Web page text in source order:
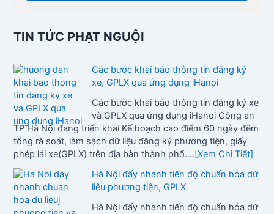
TIN TỨC PHẠT NGUỘI
Các bước khai báo thông tin đăng ký
xe, GPLX qua ứng dụng iHanoi
Các bước khai báo thông tin đăng ký xe
và GPLX qua ứng dụng iHanoi Công an
TP Hà Nội đang triển khai Kế hoạch cao điểm 60 ngày đêm
tổng rà soát, làm sạch dữ liệu đăng ký phương tiện, giấy
phép lái xe(GPLX) trên địa bàn thành phố....[Xem Chi Tiết]
Hà Nội đẩy nhanh tiến độ chuẩn hóa dữ
liệu phương tiện, GPLX
Hà Nội đẩy nhanh tiến độ chuẩn hóa dữ